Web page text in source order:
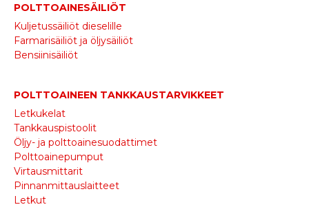
POLTTOAINESÄILIÖT
Kuljetussäiliöt dieselille
Farmarisäiliöt ja öljysäiliöt
Bensiinisäiliöt
POLTTOAINEEN TANKKAUSTARVIKKEET
Letkukelat
Tankkauspistoolit
Öljy- ja polttoainesuodattimet
Polttoainepumput
Virtausmittarit
Pinnanmittauslaitteet
Letkut